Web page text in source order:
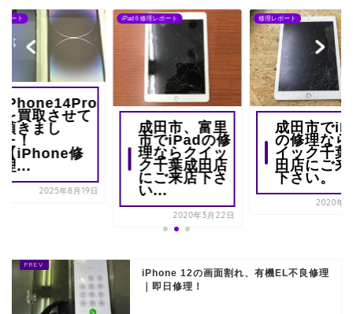
ポート
iPhone14Pro
を買取させて
頂きまし
た！
【iPhone修
理...
2025年8月19日
iPad 6 修理レポート
成田市、富里
市でiPadの修
理ならクイッ
ク千葉成田店
にご来店下さ
い...
2020年3月22日
修理レポート
成田市で
の修理なら
イック千葉
田店にご来
下さい。
2020年4
iPhone 12の画面割れ、有機EL不良修理
｜即日修理！